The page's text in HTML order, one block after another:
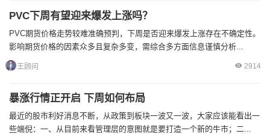
PVC下周有望迎来爆发上涨吗？
PVC期货价格走势较难准确预判，下周是否迎来爆发上涨存在不确定性。
影响期货价格的因素众多且复杂多变，需综合多方面信息谨慎分析...
王顾问 2914
暴涨行情正开启 下周如何布局
最近的股市利好消息不断，从政策到板块一波又一波，大家应该能看出一
些端倪：一、从目前来看管理层的意图就是要打造一个新的牛市；二...